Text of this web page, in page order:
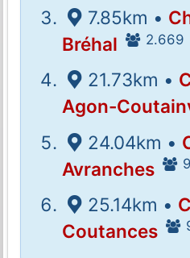
7.85km •
Bréhal
2.669
21.73km •
Agon-
24.04km •
Avranches
25.14km •
Coutances